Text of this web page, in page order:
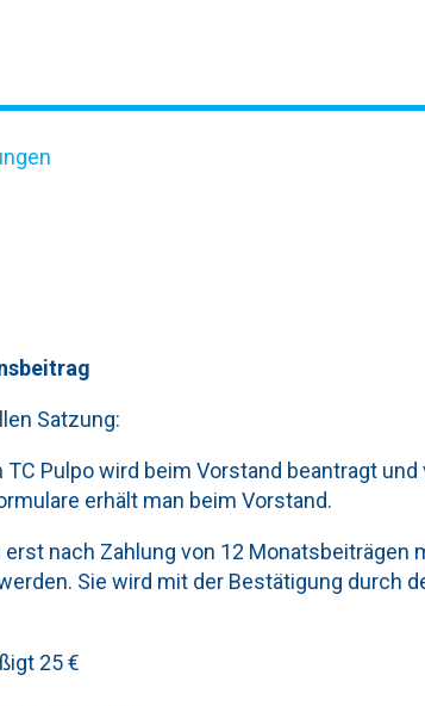
ORDNUNGEN
Satzung:
Pulpo wird beim Vorstand beantragt und
erhält man beim Vorstand.
nach Zahlung von 12 Monatsbeiträgen
Sie wird mit der Bestätigung durch
25 €